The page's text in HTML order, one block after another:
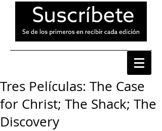
Tres Películas: The Case
for Christ; The Shack; The
Discovery